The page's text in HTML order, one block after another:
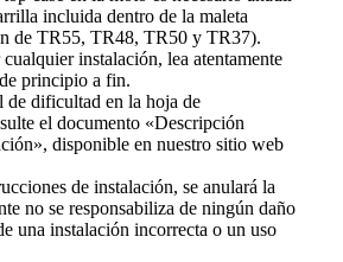
incluida dentro de la maleta
de TR55, TR48, TR50 y TR37).
instalación, lea atentamente
principio a fin.
de dificultad en la hoja de
el documento «Descripción
disponible en nuestro sitio web
de instalación, se anulará la
no se responsabiliza de ningún daño
una instalación incorrecta o un uso